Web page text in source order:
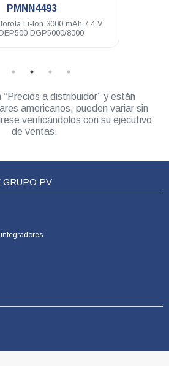
PMNN4493
Li-Ion 3000 mAh 7.4 V
DGP5000/8000
“Precios a distribuidor” y están
americanos, pueden variar sin
verificándolos con su ejecutivo
de ventas.
PV